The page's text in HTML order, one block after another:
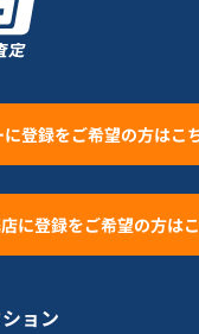
登録をご希望の方はこ
に登録をご希望の方は
ョン